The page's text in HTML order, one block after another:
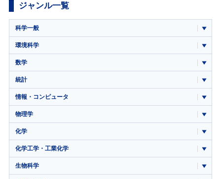
ジャンル一覧
科学一般
環境科学
数学
統計
情報・コンピュータ
物理学
化学
化学工学・工業化学
生物科学